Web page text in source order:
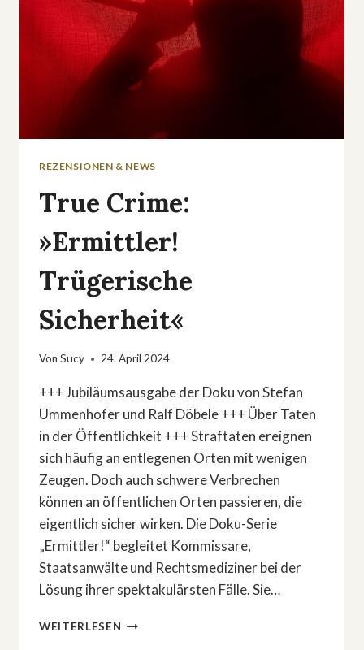
DER
SCHLIMMSTE
ALBTRAUM
REZENSIONEN & NEWS
True Crime:
»Ermittler!
Trügerische
Sicherheit«
Von Sucy 24. April 2024
+++ Jubiläumsausgabe der Doku von Stefan
Ummenhofer und Ralf Döbele +++ Über Taten
in der Öffentlichkeit +++ Straftaten ereignen
sich häufig an entlegenen Orten mit wenigen
Zeugen. Doch auch schwere Verbrechen
können an öffentlichen Orten passieren, die
eigentlich sicher wirken. Die Doku-Serie
„Ermittler!“ begleitet Kommissare,
Staatsanwälte und Rechtsmediziner bei der
Lösung ihrer spektakulärsten Fälle. Sie…
WEITERLESEN TRUE